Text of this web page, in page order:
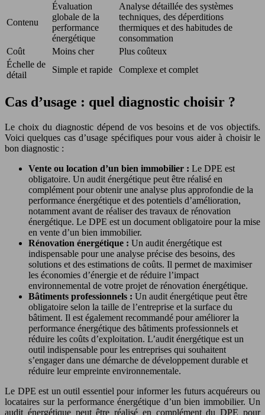
Contenu
Évaluation
globale de la
performance
énergétique
Analyse détaillée des systèmes
techniques, des déperditions
thermiques et des habitudes de
consommation
Coût
Moins cher
Plus coûteux
Échelle de
détail
Simple et rapide Complexe et complet
Cas d’usage : quel diagnostic choisir ?
Le choix du diagnostic dépend de vos besoins et de vos objectifs.
Voici quelques cas d’usage spécifiques pour vous aider à choisir le
bon diagnostic :
Vente ou location d’un bien immobilier : Le DPE est
obligatoire. Un audit énergétique peut être réalisé en
complément pour obtenir une analyse plus approfondie de la
performance énergétique et des potentiels d’amélioration,
notamment avant de réaliser des travaux de rénovation
énergétique. Le DPE est un document obligatoire pour la mise
en vente d’un bien immobilier.
Rénovation énergétique : Un audit énergétique est
indispensable pour une analyse précise des besoins, des
solutions et des estimations de coûts. Il permet de maximiser
les économies d’énergie et de réduire l’impact
environnemental de votre projet de rénovation énergétique.
Bâtiments professionnels : Un audit énergétique peut être
obligatoire selon la taille de l’entreprise et la surface du
bâtiment. Il est également recommandé pour améliorer la
performance énergétique des bâtiments professionnels et
réduire les coûts d’exploitation. L’audit énergétique est un
outil indispensable pour les entreprises qui souhaitent
s’engager dans une démarche de développement durable et
réduire leur empreinte environnementale.
Le DPE est un outil essentiel pour informer les futurs acquéreurs ou
locataires sur la performance énergétique d’un bien immobilier. Un
audit énergétique peut être réalisé en complément du DPE pour